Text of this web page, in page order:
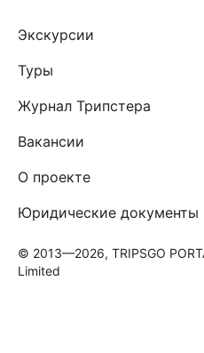
Экскурсии
Туры
Журнал Трипстера
Вакансии
О проекте
Юридические документы
© 2013—2026, TRIPSGO
Limited